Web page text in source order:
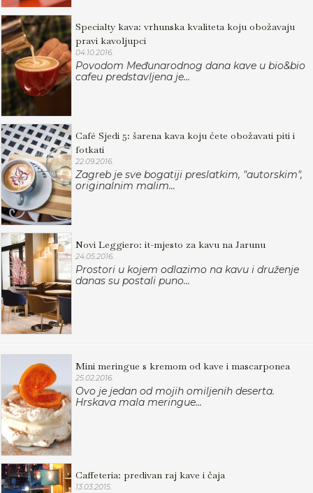
Specialty kava: vrhunska kvaliteta koju obožavaju
pravi kavoljupci
04.10.2016.
Povodom Međunarodnog dana kave u bio&bio
cafeu predstavljena je...
Café Sjedi 5: šarena kava koju ćete obožavati piti i
fotkati
22.09.2016.
Zagreb je sve bogatiji preslatkim, "autorskim",
originalnim malim...
Novi Leggiero: it-mjesto za kavu na Jarunu
24.05.2016.
Prostori u kojem odlazimo na kavu i druženje
danas su postali puno...
Mini meringue s kremom od kave i mascarponea
25.02.2016.
Ovo je jedan od mojih omiljenih deserta.
Hrskava mala meringue...
Caffeteria: predivan raj kave i čaja
13.03.2015.